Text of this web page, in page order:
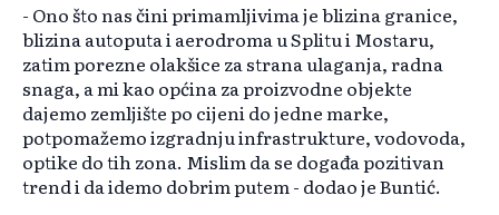
- Ono što nas čini primamljivima je blizina granice,
blizina autoputa i aerodroma u Splitu i Mostaru,
zatim porezne olakšice za strana ulaganja, radna
snaga, a mi kao općina za proizvodne objekte
dajemo zemljište po cijeni do jedne marke,
potpomažemo izgradnju infrastrukture, vodovoda,
optike do tih zona. Mislim da se događa pozitivan
trend i da idemo dobrim putem - dodao je Buntić.